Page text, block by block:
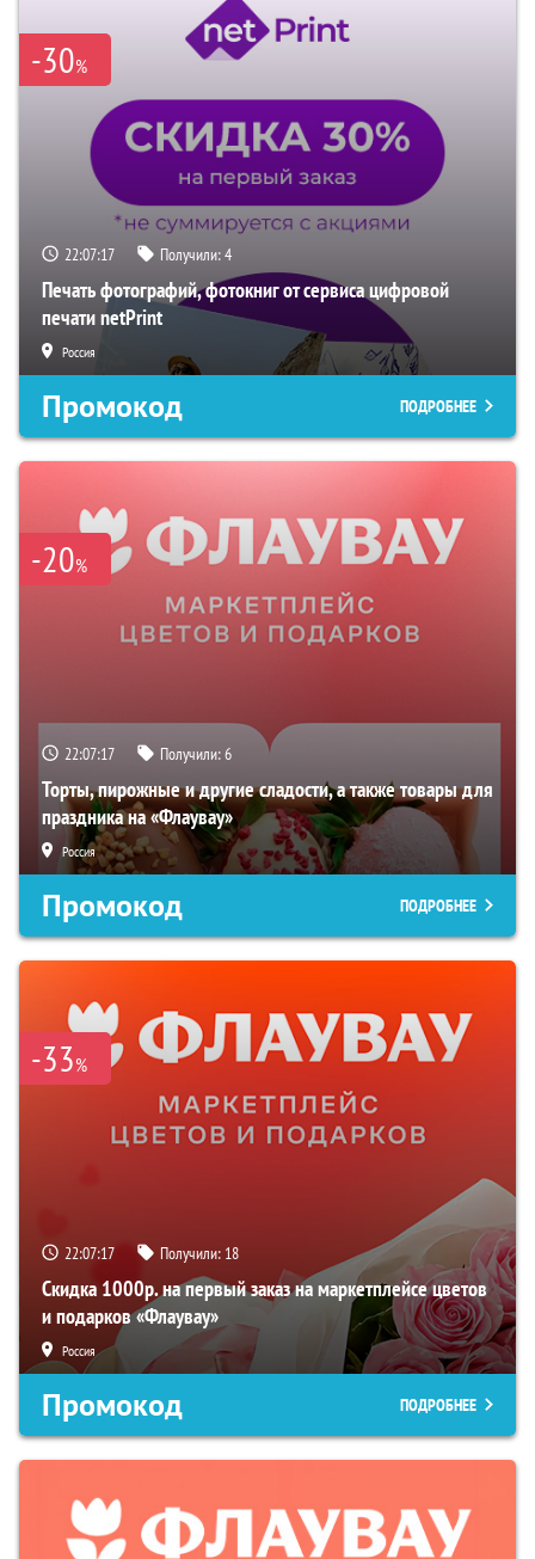
-30%
22:07:16 Получили:4
Печать фотографий, фотокниг от сервиса цифровой
печати netPrint
Россия
Промокод ПОДРОБНЕЕ
-20%
22:07:16 Получили:6
Торты, пирожные и другие сладости, а также товары для
праздника на «Флаувау»
Россия
Промокод ПОДРОБНЕЕ
-33%
22:07:16 Получили: 18
Скидка 1000р. на первый заказ на маркетплейсе цветов
и подарков «Флаувау»
Россия
Промокод ПОДРОБНЕЕ